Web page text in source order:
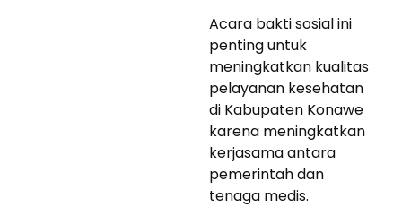
Acara bakti sosial ini
penting untuk
meningkatkan kualitas
pelayanan kesehatan
di Kabupaten Konawe
karena meningkatkan
kerjasama antara
pemerintah dan
tenaga medis.